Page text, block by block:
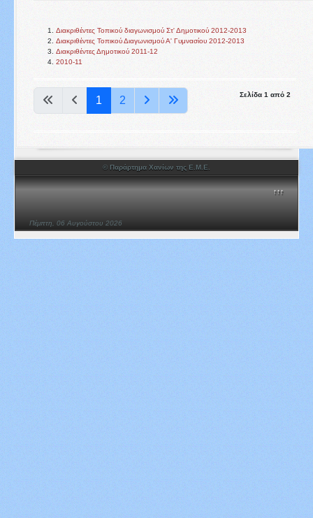
© Παράρτημα Χανίων της Ε.Μ.Ε.
↑↑↑
Πέμπτη, 06 Αυγούστου 2026
Διακριθέντες Τοπικού διαγωνισμού Στ' Δημοτικού 2012-2013
Διακριθέντες Τοπικού Διαγωνισμού Α' Γυμνασίου 2012-2013
Διακριθέντες Δημοτικού 2011-12
2010-11
Σελίδα 1 από 2
1 2